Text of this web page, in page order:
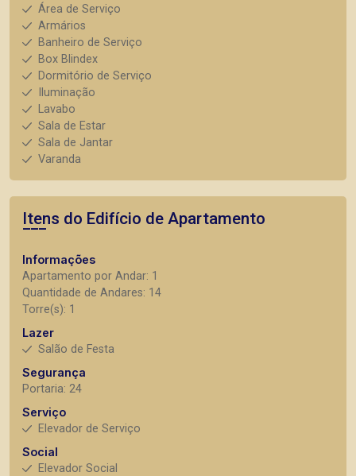
Área de Serviço
Armários
Banheiro de Serviço
Box Blindex
Dormitório de Serviço
Iluminação
Lavabo
Sala de Estar
Sala de Jantar
Varanda
Itens do Edifício de Apartamento
Informações
Apartamento por Andar: 1
Quantidade de Andares: 14
Torre(s): 1
Lazer
Salão de Festa
Segurança
Portaria: 24
Serviço
Elevador de Serviço
Social
Elevador Social